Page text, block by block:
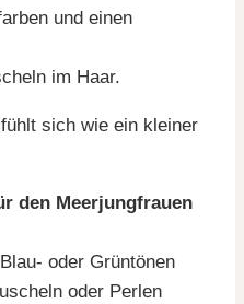
und einen
im Haar.
sich wie ein kleiner
den Meerjungfrauen
oder Grüntönen
oder Perlen